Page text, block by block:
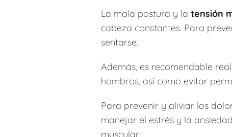
La mala postura y la tensión
cabeza constantes. Para
sentarse.
Además, es recomendable
hombros, así como evitar
Para prevenir y aliviar los
manejar el estrés y la
muscular.